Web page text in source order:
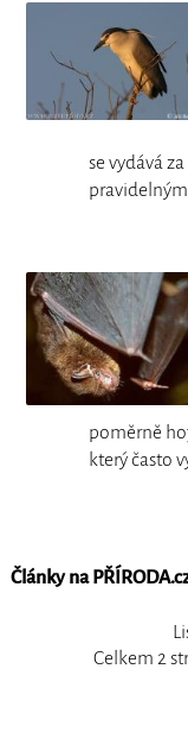
se vydává
poměrně
který často
Články na
Celkem 2